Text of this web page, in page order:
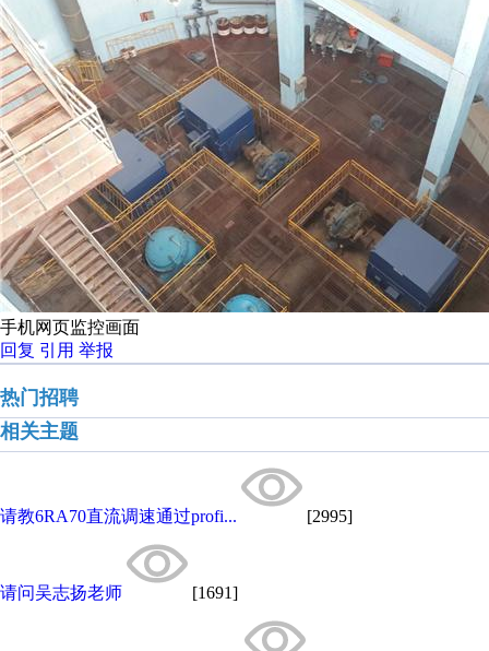
手机网页监控画面
回复 引用 举报
热门招聘
相关主题
请教6RA70直流调速通过profi... [2995]
请问吴志扬老师 [1691]